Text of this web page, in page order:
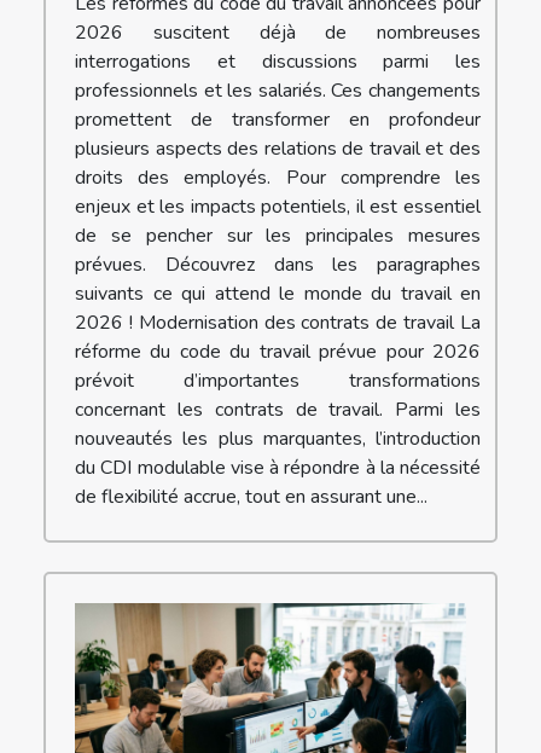
2026 suscitent déjà de nombreuses
interrogations et discussions parmi les
professionnels et les salariés. Ces changements
promettent de transformer en profondeur
plusieurs aspects des relations de travail et des
droits des employés. Pour comprendre les
enjeux et les impacts potentiels, il est essentiel
de se pencher sur les principales mesures
prévues. Découvrez dans les paragraphes
suivants ce qui attend le monde du travail en
2026 ! Modernisation des contrats de travail La
réforme du code du travail prévue pour 2026
prévoit d’importantes transformations
concernant les contrats de travail. Parmi les
nouveautés les plus marquantes, l’introduction
du CDI modulable vise à répondre à la nécessité
de flexibilité accrue, tout en assurant une...